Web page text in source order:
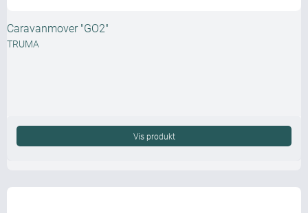
Caravanmover "GO2"
TRUMA
Vis produkt